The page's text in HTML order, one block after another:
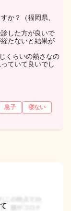
か？（福岡県、
した方が良いで
たないと結果が
くらいの熱さなの
ていて良いでし
息子
寝ない